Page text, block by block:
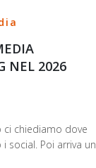
NEL 2026
ci chiediamo dove
social. Poi arriva un